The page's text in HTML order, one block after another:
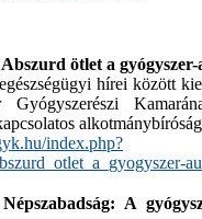
ötlet a gyógyszer-
hírei között
index.php?
A